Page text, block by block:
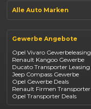
Suzuki Vitara
Suzuki Swift
Mazda CX-30
Alle Auto Marken
Opel
Fiat
Jeep
Suzuki
BYD
Kia
Mazda
Citroën
Abarth
Fiat Professional
Gewerbe Angebote
Opel Vivaro Gewerbeleasing
Renault Kangoo Gewerbe
Ducato Transporter Leasing
Jeep Compass Gewerbe
Opel Gewerbe Deals
Renault Firmen Transporter
Opel Transporter Deals